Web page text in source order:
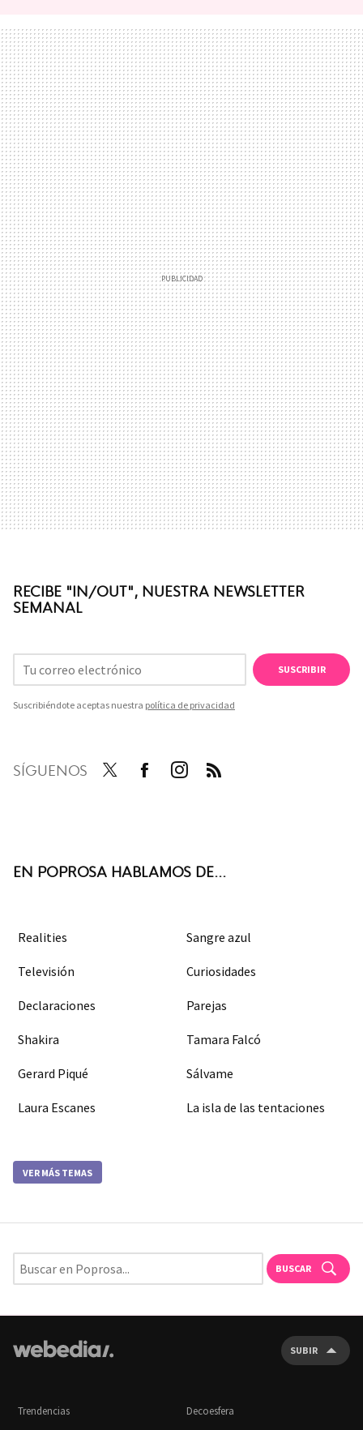
RECIBE "IN/OUT", NUESTRA NEWSLETTER
SEMANAL
SUSCRIBIR
Suscribiéndote aceptas nuestra política de privacidad
SÍGUENOS
EN POPROSA HABLAMOS DE...
Realities Sangre azul
Televisión Curiosidades
Declaraciones Parejas
Shakira Tamara Falcó
Gerard Piqué Sálvame
Laura Escanes La isla de las tentaciones
VER MÁS TEMAS
BUSCAR
SUBIR
Trendencias Decoesfera